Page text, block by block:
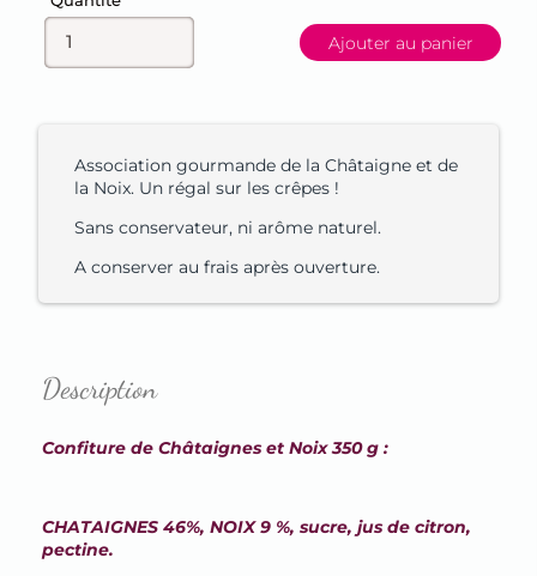
Ajouter au panier
Association gourmande de la Châtaigne et de
la Noix. Un régal sur les crêpes !
Sans conservateur, ni arôme naturel.
A conserver au frais après ouverture.
Description
Confiture de Châtaignes et Noix 350 g :
CHATAIGNES 46%, NOIX 9 %, sucre, jus de citron,
pectine.